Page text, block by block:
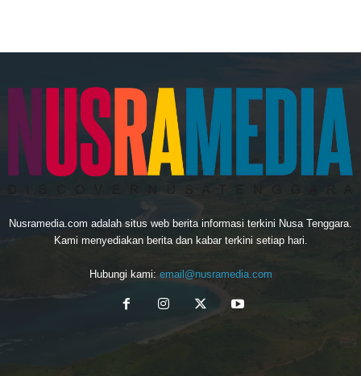
Nusramedia.com adalah situs web berita informasi terkini Nusa Tenggara.
Kami menyediakan berita dan kabar terkini setiap hari.
Hubungi kami: email@nusramedia.com